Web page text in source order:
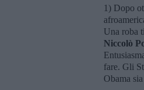
1) Dopo
Una roba
Niccolò
fare. Gli
Obama